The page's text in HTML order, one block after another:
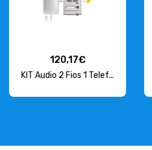
120,17€
KIT Audio 2 Fios 1 Telef...